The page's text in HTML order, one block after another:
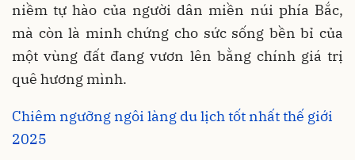
niềm tự hào của người dân miền núi phía Bắc,
mà còn là minh chứng cho sức sống bền bỉ của
một vùng đất đang vươn lên bằng chính giá trị
quê hương mình.
Chiêm ngưỡng ngôi làng du lịch tốt nhất thế giới
2025